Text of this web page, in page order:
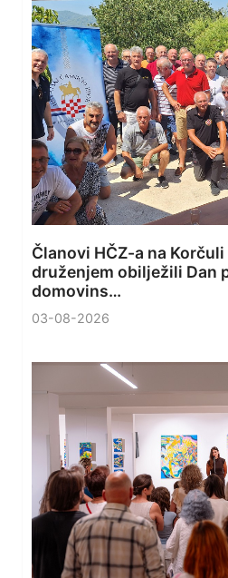
Članovi HČZ-a na
druženjem obilježili Dan
domovins…
03-08-2026